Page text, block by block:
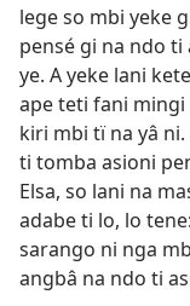
lege so mbi yeke
pensé gi na ndo ti
ye. A yeke lani
ape teti fani mingi
kiri mbi tï na yâ
ti tomba asioni
Elsa, so lani na
adabe ti lo, lo
sarango ni nga
angbâ na ndo ti